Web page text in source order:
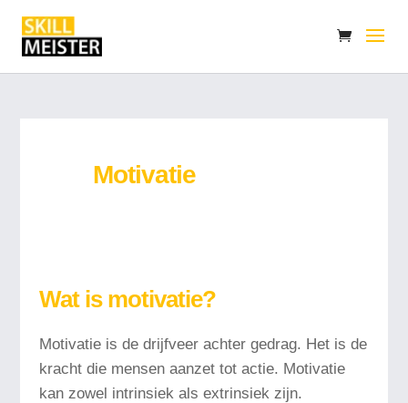
Motivatie
Wat is motivatie?
Motivatie is de drijfveer achter gedrag. Het is de
kracht die mensen aanzet tot actie. Motivatie
kan zowel intrinsiek als extrinsiek zijn.